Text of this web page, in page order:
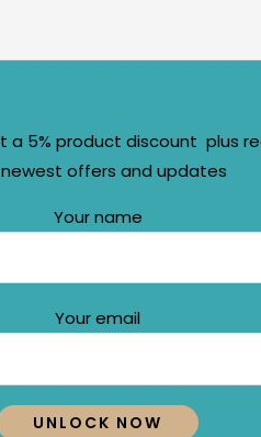
a 5% product discount plus
offers and updates
Your name
Your email